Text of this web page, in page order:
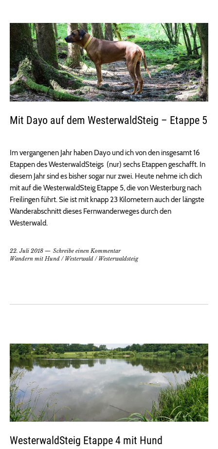
Mit Dayo auf dem WesterwaldSteig – Etappe 5
Im vergangenen Jahr haben Dayo und ich von den insgesamt 16
Etappen des WesterwaldSteigs (nur) sechs Etappen geschafft. In
diesem Jahr sind es bisher sogar nur zwei. Heute nehme ich dich
mit auf die WesterwaldSteig Etappe 5, die von Westerburg nach
Freilingen führt. Sie ist mit knapp 23 Kilometern auch der längste
Wanderabschnitt dieses Fernwanderweges durch den
Westerwald.
22. Juli 2018
Schreibe einen Kommentar
Wandern mit Hund / Westerwald / Westerwaldsteig
WesterwaldSteig Etappe 4 mit Hund